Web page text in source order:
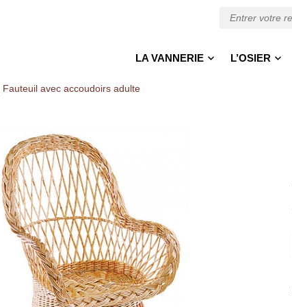
LA VANNERIE L’OSIER
Fauteuil avec accoudoirs adulte